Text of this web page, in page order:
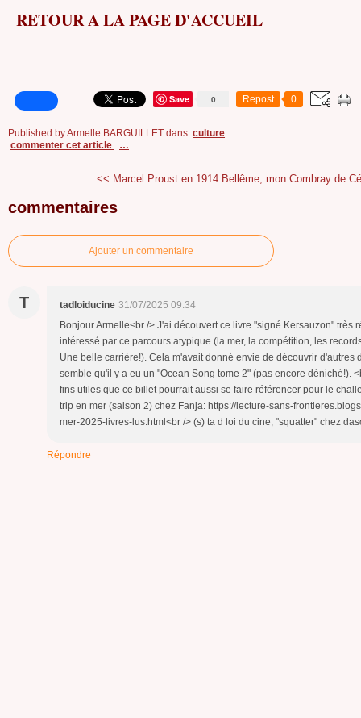
RETOUR A LA PAGE D'ACCUEIL
0
Save Repost 0
Published by Armelle BARGUILLET dans culture
commenter cet article
…
<< Marcel Proust en 1914 Bellême, mon Combray de
commentaires
Ajouter un commentaire
T tadloiducine 31/07/2025 09:34
Bonjour Armelle<br /> J'ai découvert ce livre "signé Kersauzon" très
intéressé par ce parcours atypique (la mer, la compétition, les
Une belle carrière!). Cela m'avait donné envie de découvrir d'autres
semble qu'il y a eu un "Ocean Song tome 2" (pas encore déniché!).
fins utiles que ce billet pourrait aussi se faire référencer pour le
trip en mer (saison 2) chez Fanja: https://lecture-sans-
mer-2025-livres-lus.html<br /> (s) ta d loi du cine, "squatter" chez
Répondre